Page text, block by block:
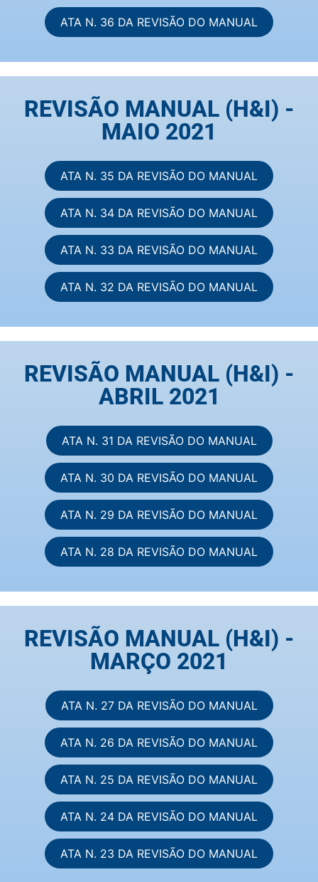
ATA N. 36 DA REVISÃO DO MANUAL
REVISÃO MANUAL (H&I) -
MAIO 2021
ATA N. 35 DA REVISÃO DO MANUAL
ATA N. 34 DA REVISÃO DO MANUAL
ATA N. 33 DA REVISÃO DO MANUAL
ATA N. 32 DA REVISÃO DO MANUAL
REVISÃO MANUAL (H&I) -
ABRIL 2021
ATA N. 31 DA REVISÃO DO MANUAL
ATA N. 30 DA REVISÃO DO MANUAL
ATA N. 29 DA REVISÃO DO MANUAL
ATA N. 28 DA REVISÃO DO MANUAL
REVISÃO MANUAL (H&I) -
MARÇO 2021
ATA N. 27 DA REVISÃO DO MANUAL
ATA N. 26 DA REVISÃO DO MANUAL
ATA N. 25 DA REVISÃO DO MANUAL
ATA N. 24 DA REVISÃO DO MANUAL
ATA N. 23 DA REVISÃO DO MANUAL